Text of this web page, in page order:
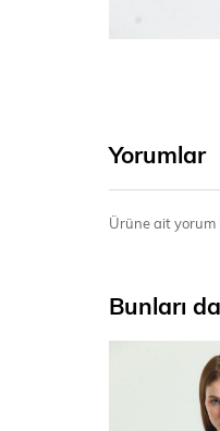
Yorumlar
Ürüne ait yorum
Bunları